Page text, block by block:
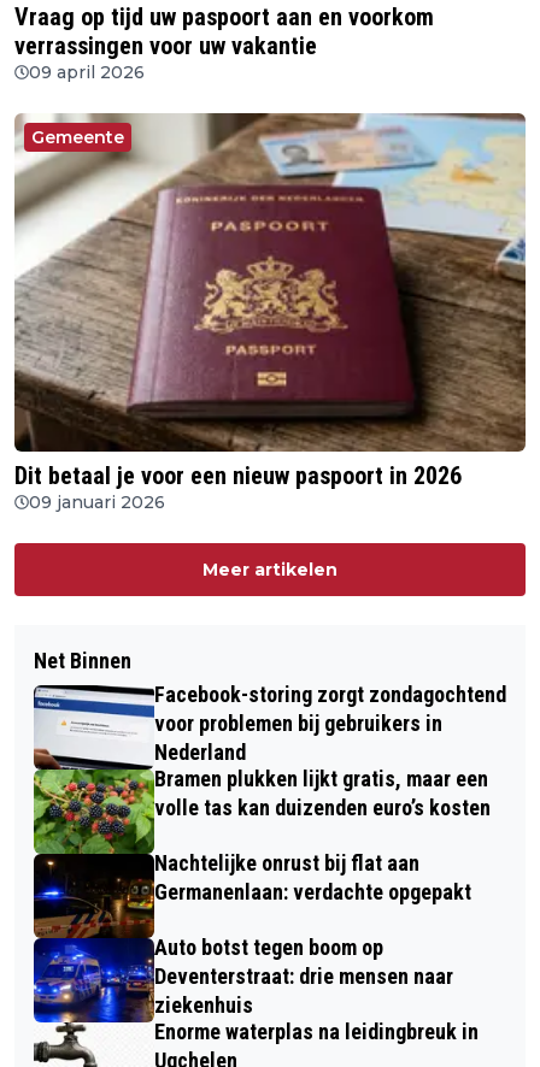
Vraag op tijd uw paspoort aan en voorkom
verrassingen voor uw vakantie
09 april 2026
Gemeente
Dit betaal je voor een nieuw paspoort in 2026
09 januari 2026
Meer artikelen
Net Binnen
Facebook-storing zorgt zondagochtend
voor problemen bij gebruikers in
Nederland
Bramen plukken lijkt gratis, maar een
volle tas kan duizenden euro’s kosten
Nachtelijke onrust bij flat aan
Germanenlaan: verdachte opgepakt
Auto botst tegen boom op
Deventerstraat: drie mensen naar
ziekenhuis
Enorme waterplas na leidingbreuk in
Ugchelen